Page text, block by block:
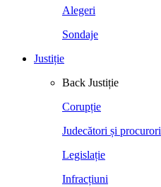
Alegeri
Sondaje
Justiție
Back Justiție
Corupție
Judecători și procurori
Legislație
Infracțiuni